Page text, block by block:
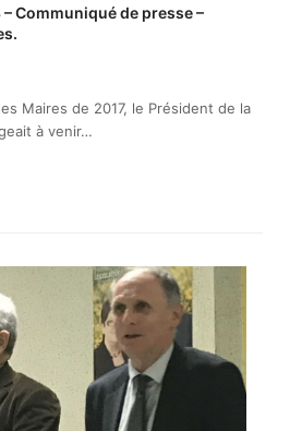
Communiqué de presse –
Maires de 2017, le Président de la
à venir…